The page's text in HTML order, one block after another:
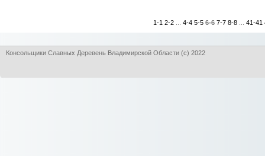
1-1 2-2 4-4 5-5 6-6 7-7 8-8 41-41
Консольщики Славных Деревень Владимирской Области (с) 2022